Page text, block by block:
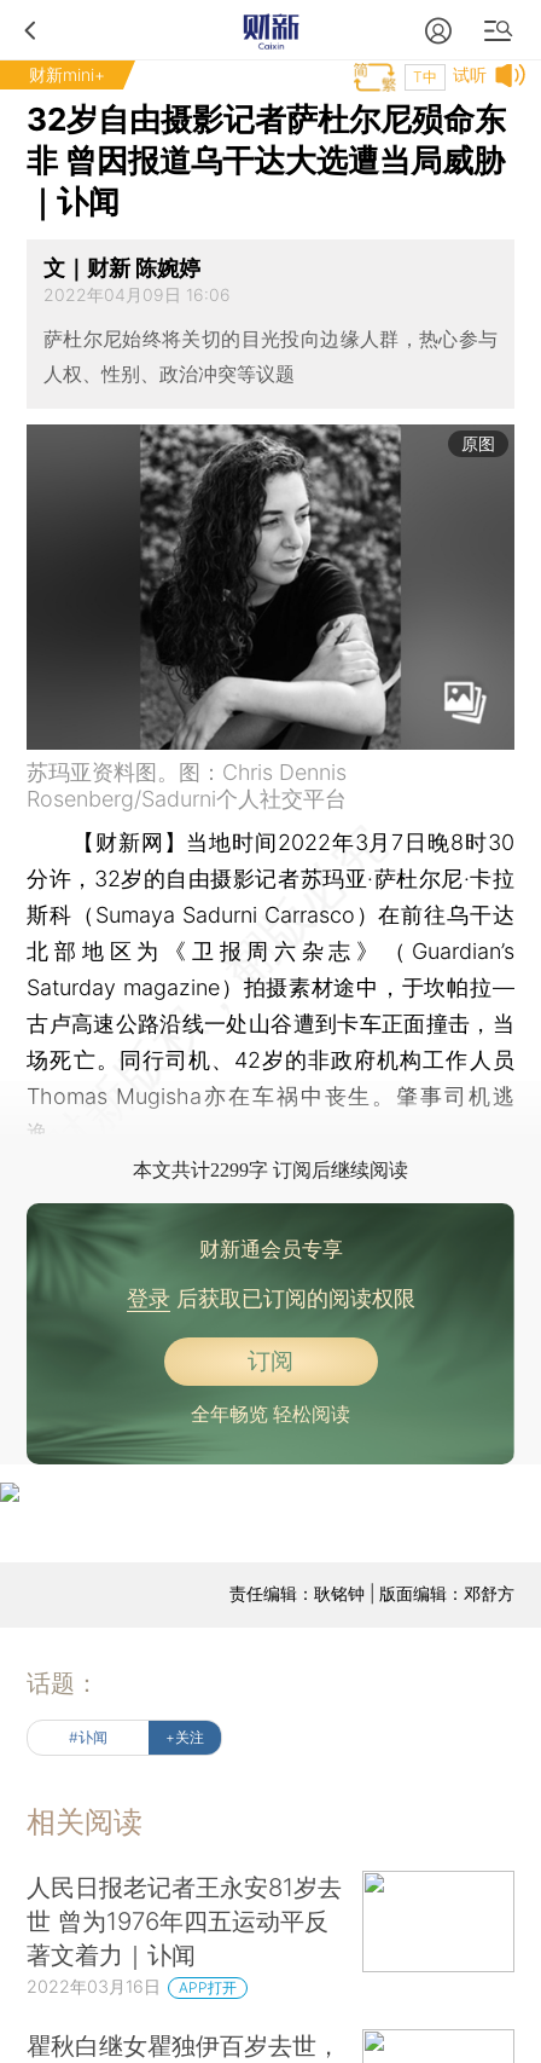
财新mini+ 试听
T中
32岁自由摄影记者萨杜尔尼殒命东
非 曾因报道乌干达大选遭当局威胁
｜讣闻
文｜财新 陈婉婷
2022年04月09日 16:06
萨杜尔尼始终将关切的目光投向边缘人群，热心参与
人权、性别、政治冲突等议题
原图
苏玛亚资料图。图：Chris Dennis
Rosenberg/Sadurni个人社交平台
【财新网】 当地时间2022年3月7日晚8时30
分许，32岁的自由摄影记者苏玛亚·萨杜尔尼·卡拉
斯科（Sumaya Sadurni Carrasco）在前往乌干达
北部地区为《卫报周六杂志》（Guardian’s
Saturday magazine）拍摄素材途中，于坎帕拉—
古卢高速公路沿线一处山谷遭到卡车正面撞击，当
场死亡。同行司机、42岁的非政府机构工作人员
Thomas Mugisha亦在车祸中丧生。肇事司机逃
逸。
本文共计2299字 订阅后继续阅读
财新通会员专享
登录后获取已订阅的阅读权限
订阅
全年畅览 轻松阅读
责任编辑：耿铭钟 | 版面编辑：邓舒方
话题：
#讣闻 +关注
相关阅读
人民日报老记者王永安81岁去
世 曾为1976年四五运动平反
著文着力｜讣闻
2022年03月16日 APP打开
瞿秋白继女瞿独伊百岁去世，